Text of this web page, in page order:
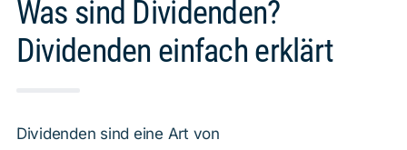
Was sind Dividenden?
Dividenden einfach erklärt
Dividenden sind eine Art von